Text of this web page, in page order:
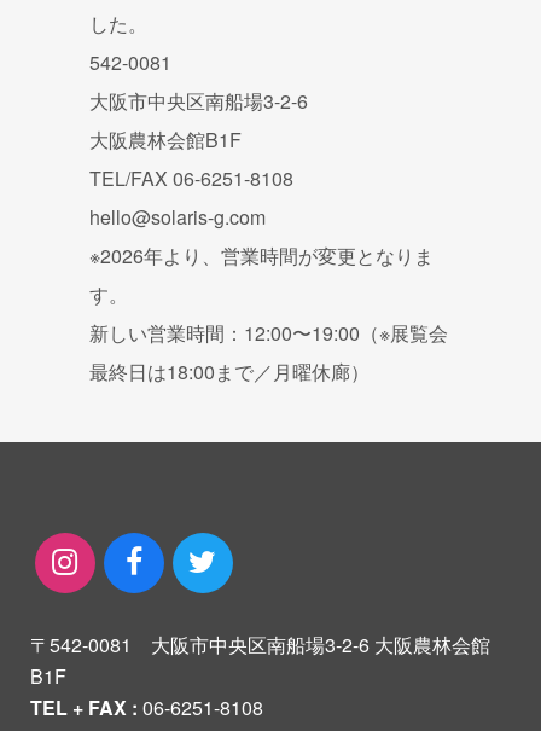
した。
542-0081
大阪市中央区南船場3-2-6
大阪農林会館B1F
TEL/FAX 06-6251-8108
hello@solaris-g.com
※2026年より、営業時間が変更となりま
す。
新しい営業時間：12:00〜19:00（※展覧会
最終日は18:00まで／月曜休廊）
〒542-0081 大阪市中央区南船場3-2-6 大阪農林会館
B1F
TEL + FAX : 06-6251-8108